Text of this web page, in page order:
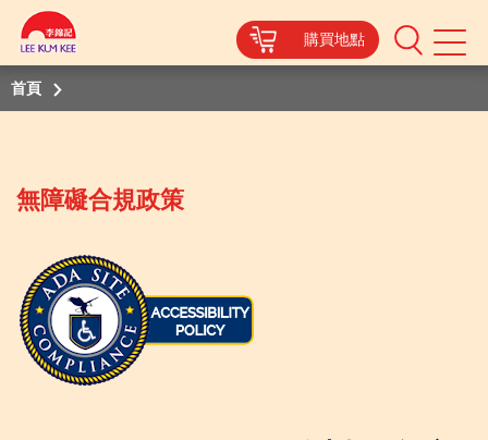
購買地點
Mobile
Menu
首頁
無障礙合規政策